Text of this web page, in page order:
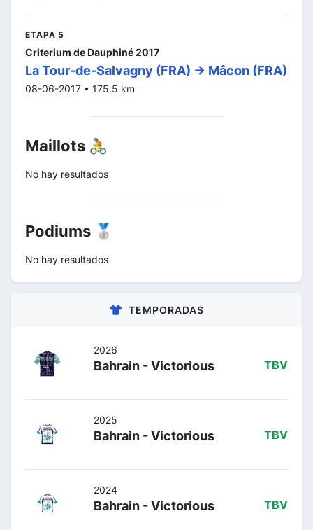
ETAPA 5
Criterium de Dauphiné 2017
La Tour-de-Salvagny (FRA) -> Mâcon (FRA)
08-06-2017 • 175.5 km
Maillots 🚴
No hay resultados
Podiums 🥈
No hay resultados
TEMPORADAS
2026
Bahrain - Victorious TBV
2025
Bahrain - Victorious TBV
2024
Bahrain - Victorious TBV